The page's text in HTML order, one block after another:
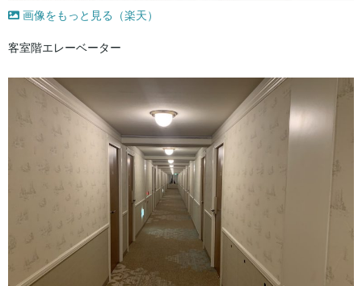
画像をもっと見る（楽天）
客室階エレーベーター